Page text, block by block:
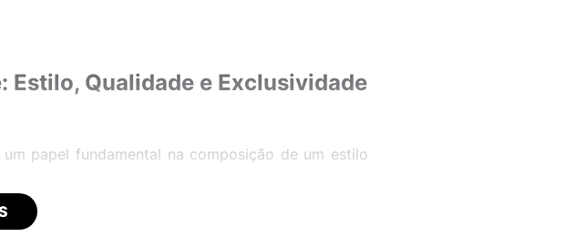
Estilo, Qualidade e Exclusividade
papel fundamental na composição de um estilo
sua versatilidade, mas também pela capacidade
look. Na Loja Lima Store, entendemos essa